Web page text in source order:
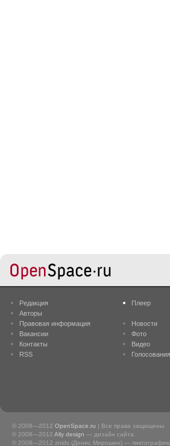
Редакция
Авторы
Правовая информация
Вакансии
Контакты
RSS
Плеер
Новости
Фото
Видео
Голосования
© 2008—2012 OpenSpace.ru | Все права защищены
© 2008—2012 Ally design — дизайн сайта
© 2008—2012 znids (Денис Мирошин) —